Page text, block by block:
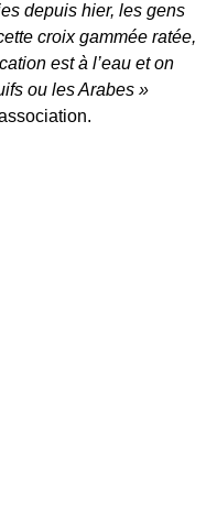
depuis hier, les gens
croix gammée ratée,
est à l’eau et on
ou les Arabes »